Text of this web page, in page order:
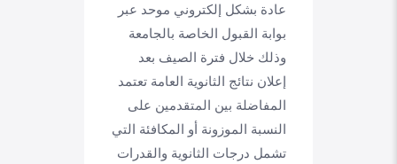
عادة بشكل إلكتروني موحد عبر
بوابة القبول الخاصة بالجامعة
وذلك خلال فترة الصيف بعد
إعلان نتائج الثانوية العامة تعتمد
المفاضلة بين المتقدمين على
النسبة الموزونة أو المكافئة التي
تشمل درجات الثانوية والقدرات